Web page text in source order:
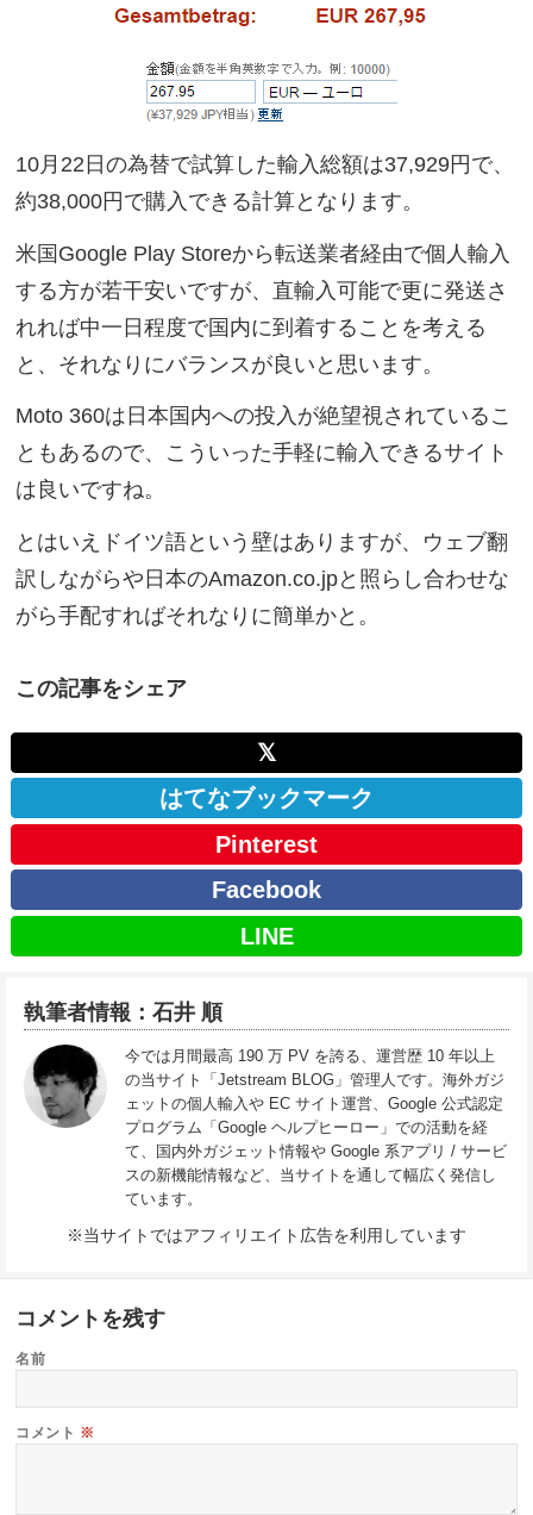
10月22日の為替で試算した輸入総額は37,929円で、
約38,000円で購入できる計算となります。
米国Google Play Storeから転送業者経由で個人輸入
する方が若干安いですが、直輸入可能で更に発送さ
れれば中一日程度で国内に到着することを考える
と、それなりにバランスが良いと思います。
Moto 360は日本国内への投入が絶望視されているこ
ともあるので、こういった手軽に輸入できるサイト
は良いですね。
とはいえドイツ語という壁はありますが、ウェブ翻
訳しながらや日本のAmazon.co.jpと照らし合わせな
がら手配すればそれなりに簡単かと。
この記事をシェア
𝕏
はてなブックマーク
Pinterest
Facebook
LINE
執筆者情報：石井 順
今では月間最高 190 万 PV を誇る、運営歴 10 年以上
の当サイト「Jetstream BLOG」管理人です。海外ガジ
ェットの個人輸入や EC サイト運営、Google 公式認定
プログラム「Google ヘルプヒーロー」での活動を経
て、国内外ガジェット情報や Google 系アプリ / サービ
スの新機能情報など、当サイトを通して幅広く発信し
ています。
※当サイトではアフィリエイト広告を利用しています
コメントを残す
名前
コメント ※